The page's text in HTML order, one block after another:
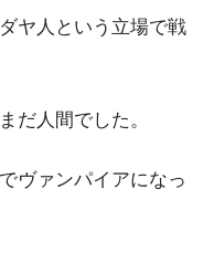
ヤ人という立場で戦
だ人間でした。
ヴァンパイアになっ